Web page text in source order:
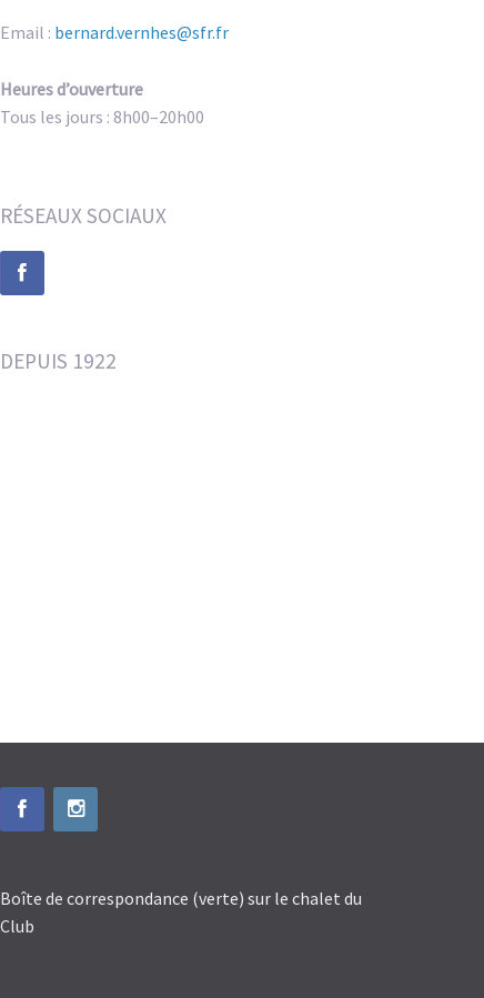
Email : bernard.vernhes@sfr.fr
Heures d’ouverture
Tous les jours : 8h00–20h00
RÉSEAUX SOCIAUX
DEPUIS 1922
Boîte de correspondance (verte) sur le chalet du
Club